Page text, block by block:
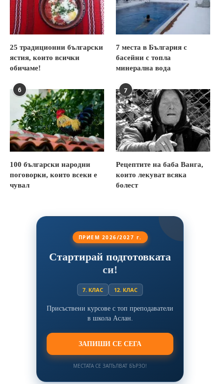
25 традиционни български
ястия, които всички
обичаме!
7 места в България с
басейни с топла
минерална вода
6
100 български народни
поговорки, които всеки е
чувал
7
Рецептите на баба Ванга,
които лекуват всяка
болест
ПРИЕМ 2026/2027 г.
Стартирай подготовката
си!
7. КЛАС 12. КЛАС
Присъствени курсове с топ преподаватели
в школа Аслан.
ЗАПИШИ СЕ СЕГА
МЕСТАТА СЕ ЗАПЪЛВАТ БЪРЗО!